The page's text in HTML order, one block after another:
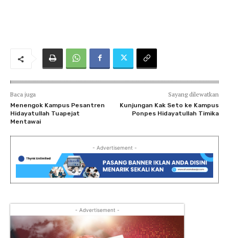
Baca juga
Menengok Kampus Pesantren
Hidayatullah Tuapejat
Mentawai
Sayang dilewatkan
Kunjungan Kak Seto ke Kampus
Ponpes Hidayatullah Timika
- Advertisement -
- Advertisement -